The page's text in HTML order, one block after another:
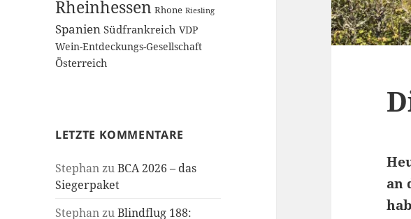
Rheinhessen Rhone Riesling
Spanien Südfrankreich VDP
Wein-Entdeckungs-Gesellschaft
Österreich
LETZTE KOMMENTARE
StephanzuBCA 2026 – das
Siegerpaket
StephanzuBlindflug 188:
an